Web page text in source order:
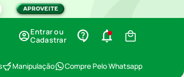
Entrar ou
Cadastrar
Manipulação Compre Pelo Whatsapp